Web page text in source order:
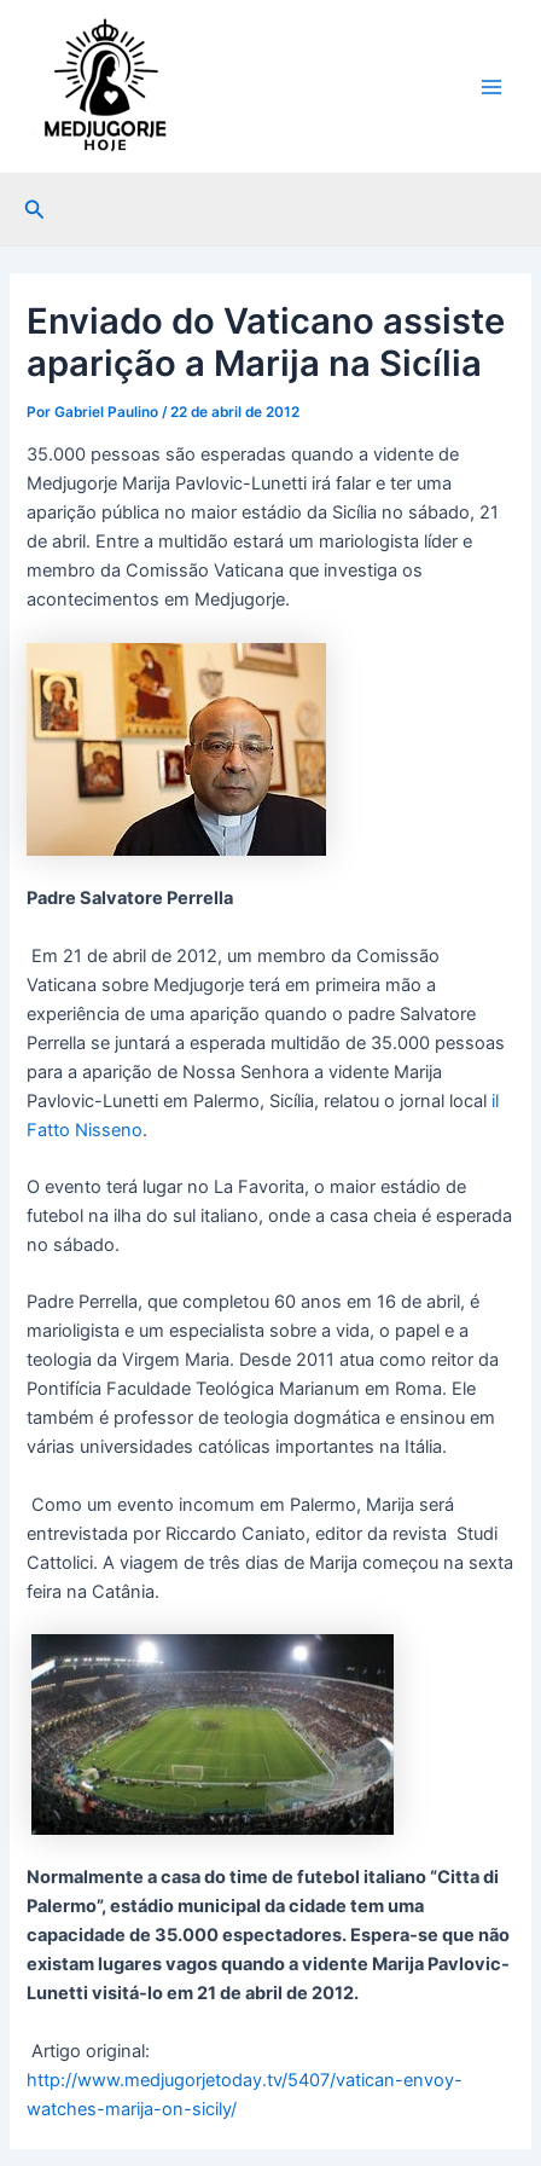
conteúdo
Pesquisar
Enviado do Vaticano assiste
aparição a Marija na Sicília
PorGabriel Paulino/22 de abril de 2012
35.000 pessoas são esperadas quando a vidente de
Medjugorje Marija Pavlovic-Lunetti irá falar e ter uma
aparição pública no maior estádio da Sicília no sábado, 21
de abril. Entre a multidão estará um mariologista líder e
membro da Comissão Vaticana que investiga os
acontecimentos em Medjugorje.
Padre Salvatore Perrella
Em 21 de abril de 2012, um membro da Comissão
Vaticana sobre Medjugorje terá em primeira mão a
experiência de uma aparição quando o padre Salvatore
Perrella se juntará a esperada multidão de 35.000 pessoas
para a aparição de Nossa Senhora a vidente Marija
Pavlovic-Lunetti em Palermo, Sicília, relatou o jornal local il
Fatto Nisseno.
O evento terá lugar no La Favorita, o maior estádio de
futebol na ilha do sul italiano, onde a casa cheia é esperada
no sábado.
Padre Perrella, que completou 60 anos em 16 de abril, é
marioligista e um especialista sobre a vida, o papel e a
teologia da Virgem Maria. Desde 2011 atua como reitor da
Pontifícia Faculdade Teológica Marianum em Roma. Ele
também é professor de teologia dogmática e ensinou em
várias universidades católicas importantes na Itália.
Como um evento incomum em Palermo, Marija será
entrevistada por Riccardo Caniato, editor da revista Studi
Cattolici. A viagem de três dias de Marija começou na sexta
feira na Catânia.
Normalmente a casa do time de futebol italiano “Citta di
Palermo”, estádio municipal da cidade tem uma
capacidade de 35.000 espectadores. Espera-se que não
existam lugares vagos quando a vidente Marija Pavlovic-
Lunetti visitá-lo em 21 de abril de 2012.
Artigo original:
http://www.medjugorjetoday.tv/5407/vatican-envoy-
watches-marija-on-sicily/
navigation